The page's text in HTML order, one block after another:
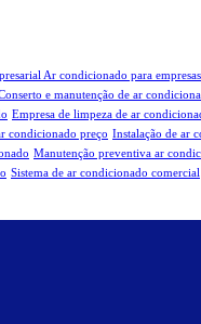
Ar condicionado para empresas
e manutenção de ar
Empresa de limpeza de ar
condicionado preço Instalação de ar
Manutenção preventiva ar
Sistema de ar condicionado comercial